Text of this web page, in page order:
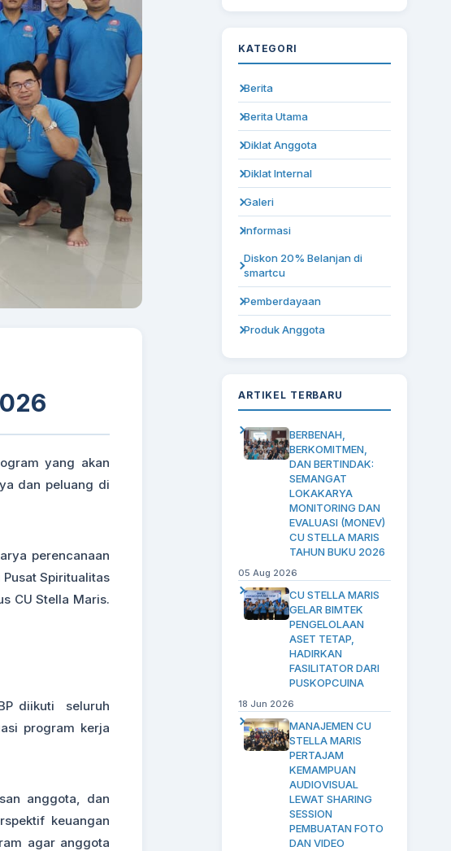
yang akan
dan peluang di
perencanaan
Spiritualitas
CU Stella Maris.
diikuti seluruh
program kerja
anggota, dan
keuangan
agar anggota
KATEGORI
Berita
Berita Utama
Diklat Anggota
Diklat Internal
Galeri
Informasi
Diskon 20% Belanjan di
smartcu
Pemberdayaan
Produk Anggota
ARTIKEL TERBARU
BERBENAH,
BERKOMITMEN,
DAN BERTINDAK:
SEMANGAT
LOKAKARYA
MONITORING DAN
EVALUASI (MONEV)
CU STELLA MARIS
TAHUN BUKU 2026
05 Aug 2026
CU STELLA MARIS
GELAR BIMTEK
PENGELOLAAN
ASET TETAP,
HADIRKAN
FASILITATOR DARI
PUSKOPCUINA
18 Jun 2026
MANAJEMEN CU
STELLA MARIS
PERTAJAM
KEMAMPUAN
AUDIOVISUAL
LEWAT SHARING
SESSION
PEMBUATAN FOTO
DAN VIDEO